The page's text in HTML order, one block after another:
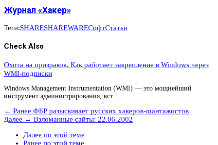
Журнал «Хакер»
Теги:SHARESHAREWAREСофтСтатьи
Check Also
Охота на призраков. Как работает закрепление в Windows через
WMI-подписки
Windows Management Instrumentation (WMI) — это мощнейший
инструмент администрирования, вст…
← Ранее ФБР разыскивает русских хакеров-шантажистов
Далее → Взломанные сайты: 22.06.2002
Далее по этой теме
Ранее по этой теме